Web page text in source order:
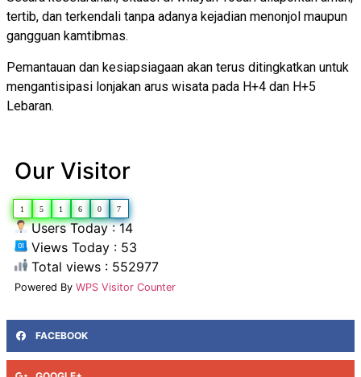
tertib, dan terkendali tanpa adanya kejadian menonjol maupun
gangguan kamtibmas.
Pemantauan dan kesiapsiagaan akan terus ditingkatkan untuk
mengantisipasi lonjakan arus wisata pada H+4 dan H+5
Lebaran.
Our Visitor
1 5 1 6 0 7
Users Today : 14
Views Today : 53
Total views : 552977
Powered By WPS Visitor Counter
FACEBOOK